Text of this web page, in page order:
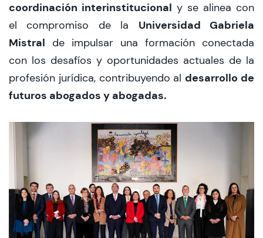
coordinación interinstitucional y se alinea con
el compromiso de la Universidad Gabriela
Mistral de impulsar una formación conectada
con los desafíos y oportunidades actuales de la
profesión jurídica, contribuyendo al desarrollo de
futuros abogados y abogadas.